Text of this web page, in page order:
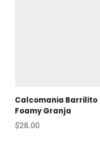
Calcomania Barrilito
Foamy Granja
$28.00